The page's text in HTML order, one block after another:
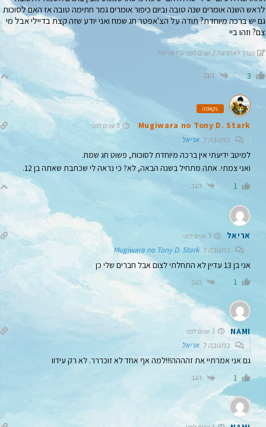
לראש השנה אומרים שנה טובה וביום כיפור אומרים גמר חתימה טובה אז האם לסוכות
גם יש ברכה מיוחדת? תודה על הצ'אפטר חג שמח ואני יודע שזה קצת בדיילי אבל מי
צם? וזהו ביי
נערך לאחרונה 3 שנים לפני ע"י אריאל
3 הגב
נקאמה
Mugiwara no Tony D. Stark 3 שנים לפני
בתגובה לאריאל
למיטב ידיעתי אין ברכה מיוחדת לסוכות, פשוט חג שמח.
ואני צמתי. אתה מתחיל בשנה הבאה, לא? כי נראה לי שכתבת שאתה בן 12.
1 הגב
אריאל 3 שנים לפני
בתגובה לMugiwara no Tony D. Stark
אני בן 13 עדיין לא התחלתי לצום אבל חברים שלי כן
1 הגב
NAMI
בתגובה לאריאל
גם אני אמרתיי את זהההה!!!למה אף אחד לא זוכררר. לא רק עידוו
1 הגב